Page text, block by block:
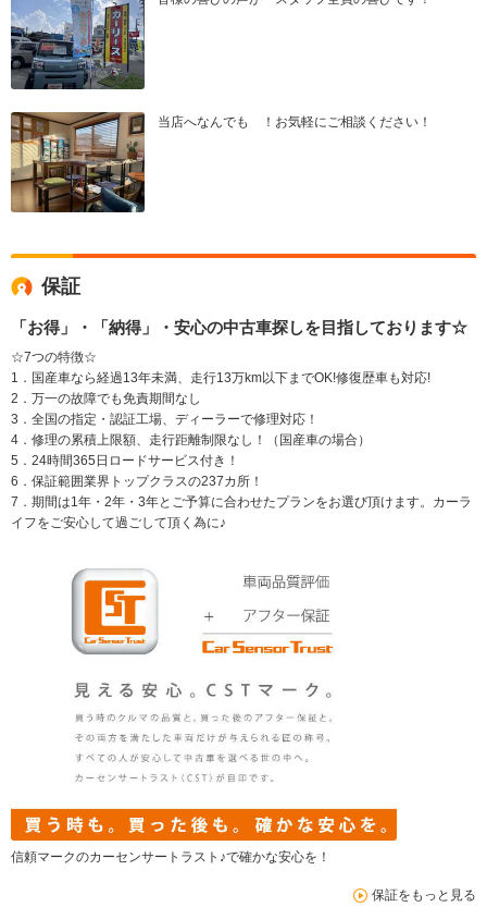
当店へなんでも ！お気軽にご相談ください！
保証
「お得」・「納得」・安心の中古車探しを目指しております☆
☆7つの特徴☆
1．国産車なら経過13年未満、走行13万km以下までOK!修復歴車も対応!
2．万一の故障でも免責期間なし
3．全国の指定・認証工場、ディーラーで修理対応！
4．修理の累積上限額、走行距離制限なし！（国産車の場合）
5．24時間365日ロードサービス付き！
6．保証範囲業界トップクラスの237カ所！
7．期間は1年・2年・3年とご予算に合わせたプランをお選び頂けます。カーラ
イフをご安心して過ごして頂く為に♪
信頼マークのカーセンサートラスト♪で確かな安心を！
保証をもっと見る